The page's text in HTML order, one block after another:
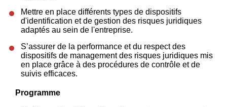
Mettre en place différents types de dispositifs
d'identification et de gestion des risques juridiques
adaptés au sein de l'entreprise.
S’assurer de la performance et du respect des
dispositifs de management des risques juridiques mis
en place grâce à des procédures de contrôle et de
suivis efficaces.
Programme